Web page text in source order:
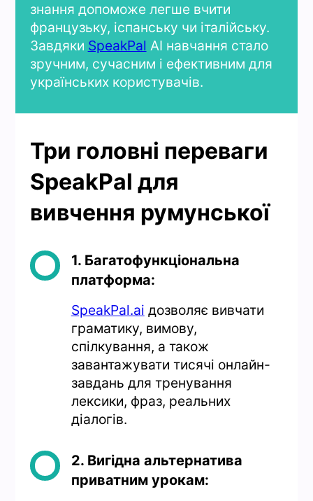
знання допоможе легше вчити
французьку, іспанську чи італійську.
Завдяки SpeakPal AI навчання стало
зручним, сучасним і ефективним для
українських користувачів.
Три головні переваги
SpeakPal для
вивчення румунської
1. Багатофункціональна
платформа:
SpeakPal.ai дозволяє вивчати
граматику, вимову,
спілкування, а також
завантажувати тисячі онлайн-
завдань для тренування
лексики, фраз, реальних
діалогів.
2. Вигідна альтернатива
приватним урокам: